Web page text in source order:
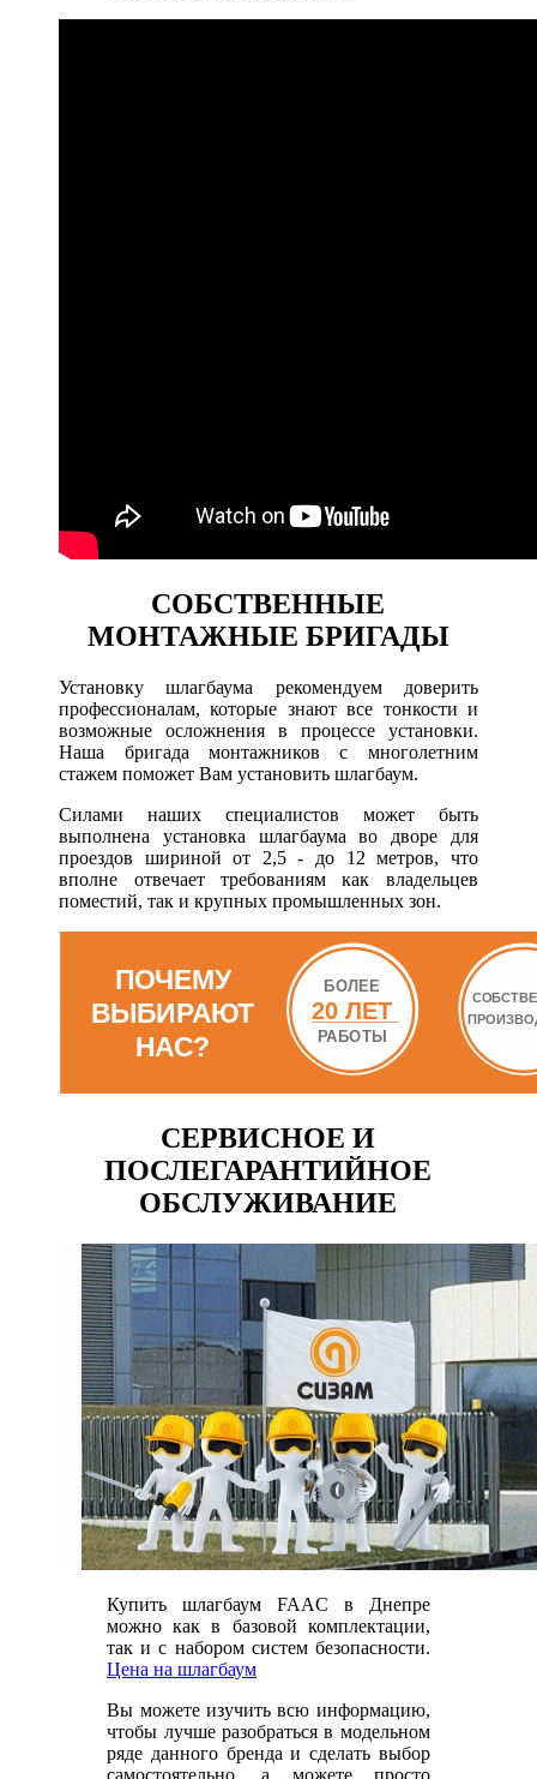
СОБСТВЕННЫЕ
МОНТАЖНЫЕ БРИГАДЫ
Установку шлагбаума рекомендуем доверить
профессионалам, которые знают все тонкости и
возможные осложнения в процессе установки.
Наша бригада монтажников с многолетним
стажем поможет Вам установить шлагбаум.
Силами наших специалистов может быть
выполнена установка шлагбаума во дворе для
проездов шириной от 2,5 - до 12 метров, что
вполне отвечает требованиям как владельцев
поместий, так и крупных промышленных зон.
СЕРВИСНОЕ И
ПОСЛЕГАРАНТИЙНОЕ
ОБСЛУЖИВАНИЕ
Купить шлагбаум FAAC в Днепре
можно как в базовой комплектации,
так и с набором систем безопасности.
Цена на шлагбаум
Вы можете изучить всю информацию,
чтобы лучше разобраться в модельном
ряде данного бренда и сделать выбор
самостоятельно, а можете просто